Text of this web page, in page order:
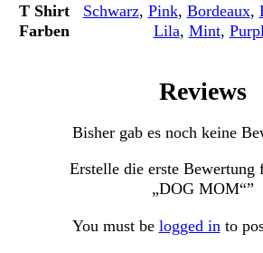
T Shirt
Farben
Schwarz, Pink, Bordeaux,
Lila, Mint,
Reviews
Bisher gab es noch keine
Erstelle die erste Bewertung
„DOG MOM“”
You must be logged into